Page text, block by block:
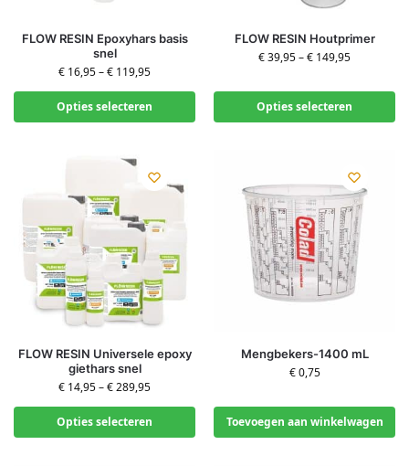
FLOW RESIN Epoxyhars basis
snel
€ 16,95–€ 119,95
Opties selecteren
FLOW RESIN Houtprimer
€39,95–€ 149,95
Opties selecteren
FLOW RESIN Universele epoxy
giethars snel
€ 14,95–€289,95
Opties selecteren
Mengbekers-1400 mL
€0,75
Toevoegen aan winkelwagen